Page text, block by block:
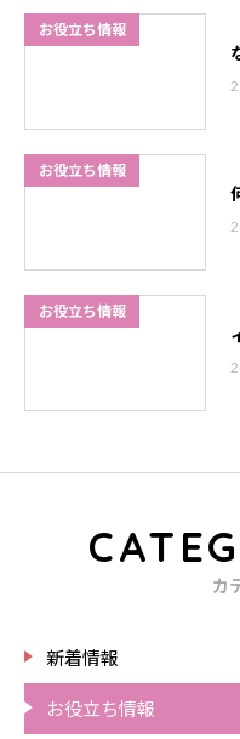
お役立ち情報
お役立ち情報
お役立ち情報
カ
新着情報
お役立ち情報